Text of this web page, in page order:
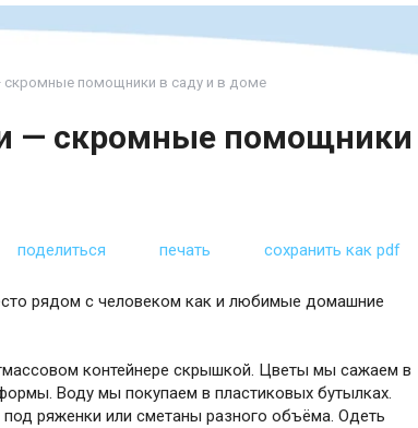
помощники в саду и в доме
— скромные помощники
поделиться печать сохранить как pdf
рядом с человеком как и любимые домашние
контейнере скрышкой. Цветы мы сажаем в
Воду мы покупаем в пластиковых бутылках.
ряженки или сметаны разного объёма. Одеть